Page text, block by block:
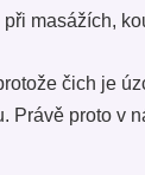
masážích,
čich je
Právě proto v